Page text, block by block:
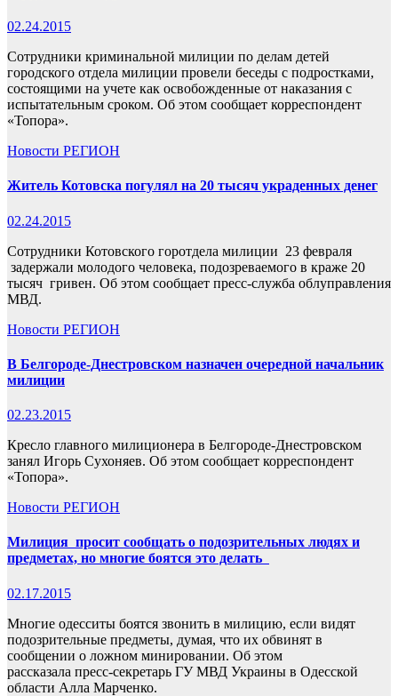
02.24.2015
Сотрудники криминальной милиции по делам детей
городского отдела милиции провели беседы с подростками,
состоящими на учете как освобожденные от наказания с
испытательным сроком. Об этом сообщает корреспондент
«Топора».
Новости РЕГИОН
Житель Котовска погулял на 20 тысяч украденных денег
02.24.2015
Сотрудники Котовского горотдела милиции 23 февраля
задержали молодого человека, подозреваемого в краже 20
тысяч гривен. Об этом сообщает пресс-служба облуправления
МВД.
Новости РЕГИОН
В Белгороде-Днестровском назначен очередной начальник
милиции
02.23.2015
Кресло главного милиционера в Белгороде-Днестровском
занял Игорь Сухоняев. Об этом сообщает корреспондент
«Топора».
Новости РЕГИОН
Милиция просит сообщать о подозрительных людях и
предметах, но многие боятся это делать
02.17.2015
Многие одесситы боятся звонить в милицию, если видят
подозрительные предметы, думая, что их обвинят в
сообщении о ложном минировании. Об этом
рассказала пресс-секретарь ГУ МВД Украины в Одесской
области Алла Марченко.